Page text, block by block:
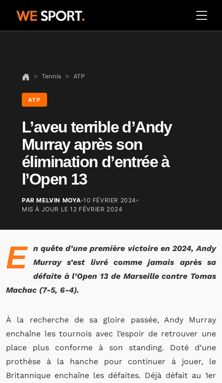
Tennis ATP
ATP
L’aveu terrible d’Andy
Murray après son
élimination d’entrée à
l’Open 13
PAR MELVIN MOYA 10 FÉVRIER 2024
MIS À JOUR LE12 FÉVRIER 2024
E
n quête d’une première victoire en 2024, Andy
Murray s’est livré comme jamais après sa
défaite à l’Open 13 de Marseille contre Tomas
Machac (7-5, 6-4).
À la recherche de sa gloire passée, Andy Murray
enchaîne les tournois avec l’espoir de retrouver une
place plus conforme à son standing. Doté d’une
prothèse à la hanche pour continuer à jouer, le
Britannique enchaîne les défaites. Déjà défait au 1er